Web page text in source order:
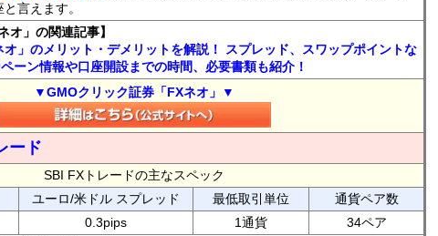
言えます。
オ」の関連記事】
」のメリット・デメリットを解説！ スプレッド、スワップポイントな
ーン情報や口座開設までの時間、必要書類も紹介！
▼GMOクリック証券「FXネオ」▼
ード
SBI FXトレードの主なスペック
ユーロ/米ドル スプレッド 最低取引単位
通貨ペア数
0.3pips 1通貨
34ペア